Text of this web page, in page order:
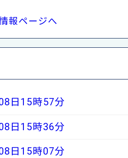
報ページへ
日15時57分
日15時36分
日15時07分